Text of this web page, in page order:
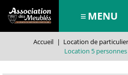
MENU
Accueil | Location de
Location 5 personnes